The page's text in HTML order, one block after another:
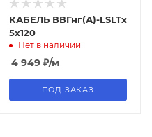
КАБЕЛЬ ВВГнг(А)-LSLTx
5х120
Нет в наличии
4 949₽/м
ПОД ЗАКАЗ